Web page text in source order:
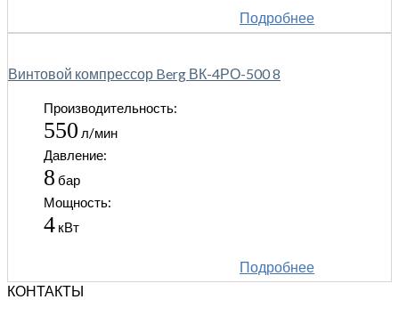
Подробнее
Винтовой компрессор Berg ВК-4РО-500 8
Производительность:
550 л/мин
Давление:
8 бар
Мощность:
4 кВт
Подробнее
КОНТАКТЫ